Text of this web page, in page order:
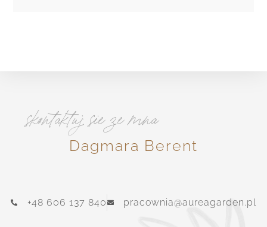
skontaktuj sie ze mna
Dagmara Berent
+48 606 137 840 pracownia@aureagarden.pl